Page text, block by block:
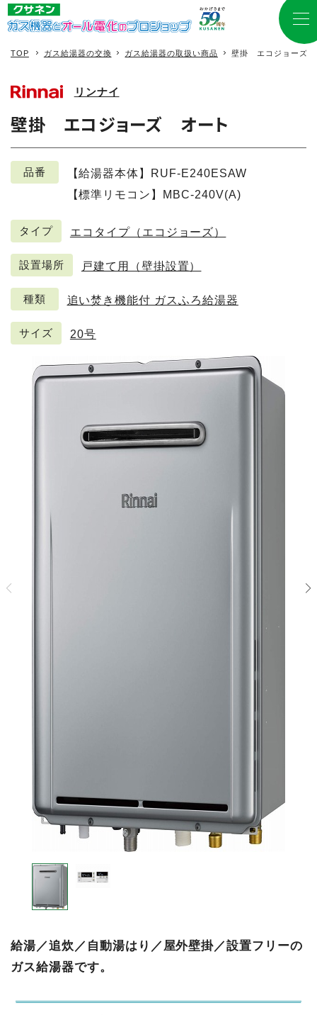
TOP ガス給湯器の交換 ガス給湯器の取扱い商品 壁掛 エコジョーズ
リンナイ
壁掛 エコジョーズ オート
品番
【給湯器本体】RUF-E240ESAW
【標準リモコン】MBC-240V(A)
タイプ エコタイプ（エコジョーズ）
設置場所 戸建て用（壁掛設置）
種類 追い焚き機能付 ガスふろ給湯器
サイズ 20号
給湯／追炊／自動湯はり／屋外壁掛／設置フリーの
ガス給湯器です。